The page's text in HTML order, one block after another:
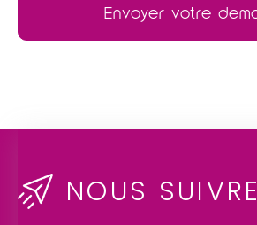
NOUS SUIVRE